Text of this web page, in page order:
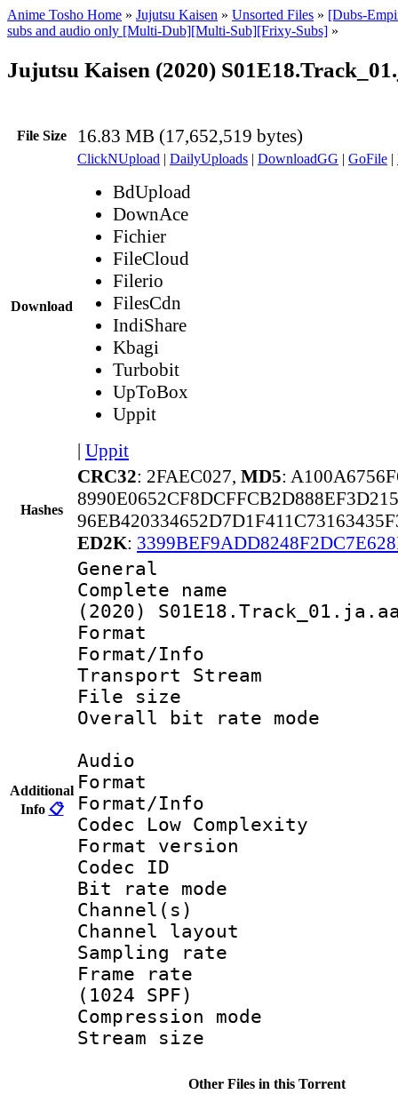
Anime Tosho Home » Jujutsu Kaisen » Unsorted Files » [Dubs-
subs and audio only [Multi-Dub][Multi-Sub][Frixy-Subs] »
Jujutsu Kaisen (2020)
File Size 16.83 MB (17,652,519 bytes)
Download
ClickNUpload | DailyUploads | DownloadGG | GoFile |
BdUpload
DownAce
Fichier
FileCloud
Filerio
FilesCdn
IndiShare
Kbagi
Turbobit
UpToBox
Uppit
| Uppit
Hashes
CRC32: 2FAEC027, MD5:
ED2K:
Additional
Info 📋
General
Complete
(2020)
Format :
Format/Info
Transport Stream
File size :
Overall bit rate
Audio
Format :
Format/Info :
Codec Low Complexity
Format
Codec
Bit rate
Channel(s)
Channel
Sampling
Frame rate :
(1024 SPF)
Compression
Stream size :
Other Files in this Torrent